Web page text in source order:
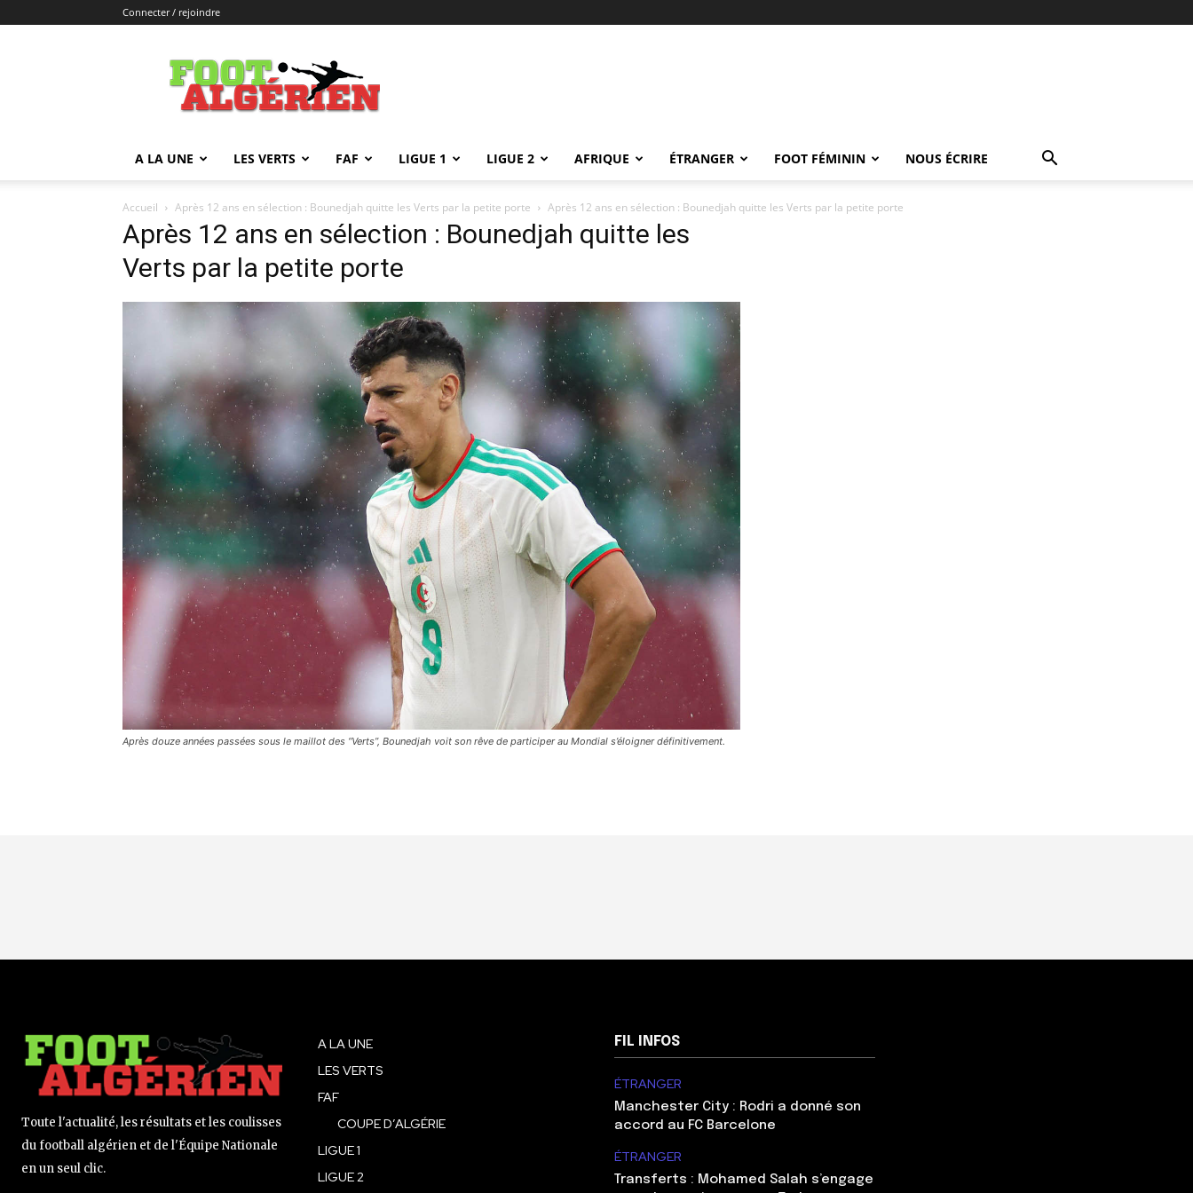
Connecter / rejoindre
FOOTALGERIEN
A LA UNE LES VERTS FAF LIGUE 1 LIGUE 2 AFRIQUE ÉTRANGER FOOT FÉMININ NOUS ÉCRIRE
Accueil Après 12 ans en sélection : Bounedjah quitte les Verts par la petite porte Après 12 ans en sélection : Bounedjah quitte les Verts par la petite porte
Après 12 ans en sélection : Bounedjah quitte les
Verts par la petite porte
Après douze années passées sous le maillot des “Verts”, Bounedjah voit son rêve de participer au Mondial s’éloigner définitivement.
Toute l'actualité, les résultats et les coulisses
du football algérien et de l'Équipe Nationale
en un seul clic.
A LA UNE
LES VERTS
FAF
COUPE D’ALGÉRIE
LIGUE 1
LIGUE 2
FIL INFOS
ÉTRANGER
Manchester City : Rodri a donné son
accord au FC Barcelone
ÉTRANGER
Transferts : Mohamed Salah s’engage